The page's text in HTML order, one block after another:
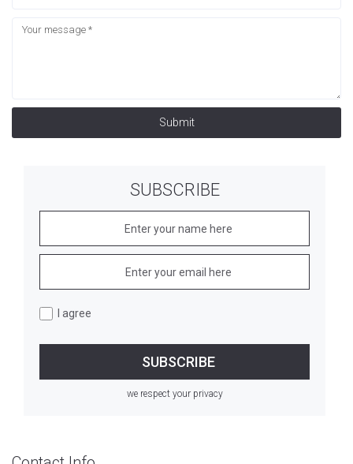
Submit
SUBSCRIBE
I agree
we respect your privacy